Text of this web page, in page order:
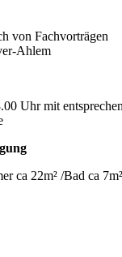
von Fachvorträgen
Ahlem
Uhr mit
ca 22m² /Bad ca 7m²